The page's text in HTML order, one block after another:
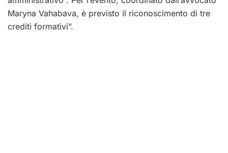
Maryna Vahabava, è previsto il riconoscimento di tre
crediti formativi”.